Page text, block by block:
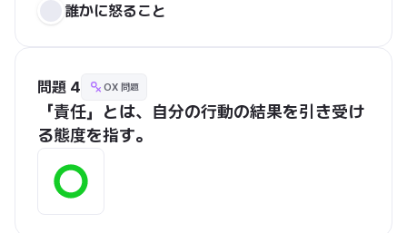
誰かに怒ること
問題 4 OX 問題
「責任」とは、自分の行動の結果を引き受け
る態度を指す。